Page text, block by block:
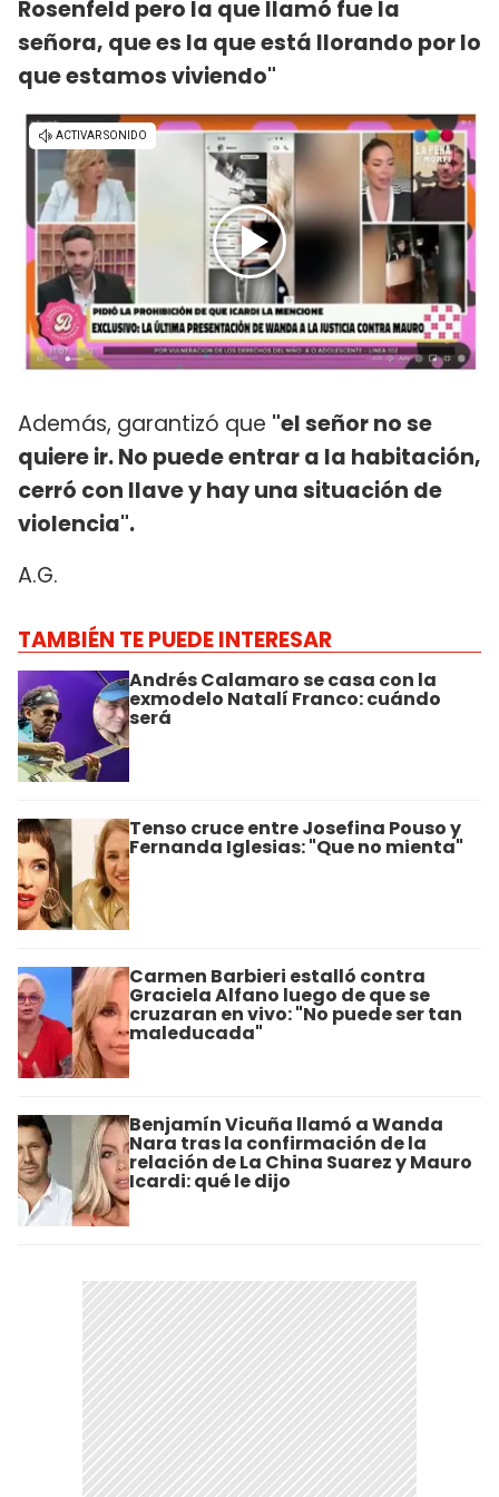
Rosenfeld pero la que llamó fue la
señora, que es la que está llorando por lo
que estamos viviendo"
Además, garantizó que "el señor no se
quiere ir. No puede entrar a la habitación,
cerró con llave y hay una situación de
violencia".
A.G.
TAMBIÉN TE PUEDE INTERESAR
Andrés Calamaro se casa con la
exmodelo Natalí Franco: cuándo
será
Tenso cruce entre Josefina Pouso y
Fernanda Iglesias: "Que no mienta"
Carmen Barbieri estalló contra
Graciela Alfano luego de que se
cruzaran en vivo: "No puede ser tan
maleducada"
Benjamín Vicuña llamó a Wanda
Nara tras la confirmación de la
relación de La China Suarez y Mauro
Icardi: qué le dijo